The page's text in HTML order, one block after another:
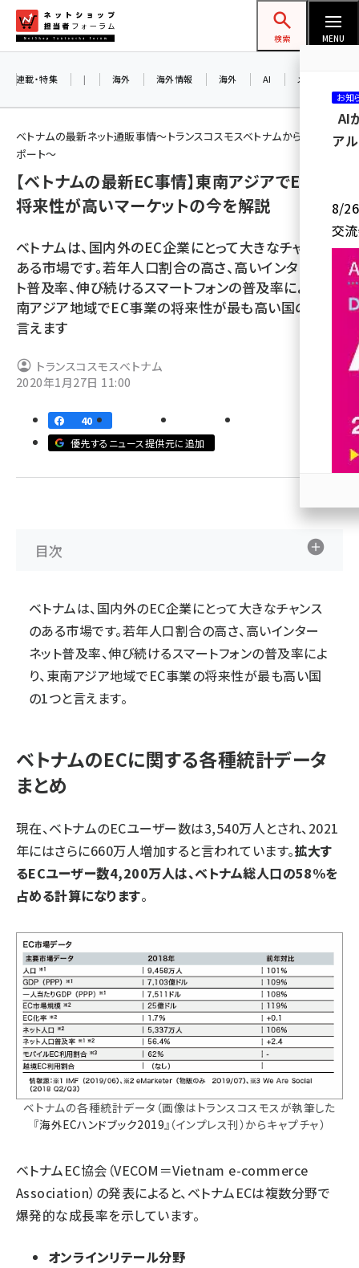
ン
ネットショップ担当者フォーラム
検索 MENU
amazon (2249)
yahoo (1901)
楽天 (1871)
ecbeing (1207)
アスクル (1119)
base (1077)
ビィ・フォアード (773)
revico (740)
連載・特集 | 海外 海外情報 海外 AI メタバース
ベトナムの最新ネット通販事情～トランスコスモスベトナムからの現地レ
ポート～
【ベトナムの最新EC事情】東南アジアでECの
将来性が高いマーケットの今を解説
ベトナムは、国内外のEC企業にとって大きなチャンスの
ある市場です。若年人口割合の高さ、高いインターネッ
ト普及率、伸び続けるスマートフォンの普及率により、東
南アジア地域でEC事業の将来性が最も高い国の1つと
言えます
トランスコスモスベトナム
2020年1月27日 11:00
40
優先するニュース提供元に追加
目次
ベトナムは、国内外のEC企業にとって大きなチャンス
のある市場です。若年人口割合の高さ、高いインター
ネット普及率、伸び続けるスマートフォンの普及率によ
り、東南アジア地域でEC事業の将来性が最も高い国
の1つと言えます。
ベトナムのECに関する各種統計データ
まとめ
現在、ベトナムのECユーザー数は3,540万人とされ、2021
年にはさらに660万人増加すると言われています。拡大す
るECユーザー数4,200万人は、ベトナム総人口の58%を
占める計算になります。
ベトナムの各種統計データ（画像はトランスコスモスが執筆した
『海外ECハンドブック2019』（インプレス刊）からキャプチャ）
ベトナムEC協会（VECOM＝Vietnam e-commerce
Association）の発表によると、ベトナムECは複数分野で
爆発的な成長率を示しています。
オンラインリテール分野
お知
AI
ア
8/26
交
参